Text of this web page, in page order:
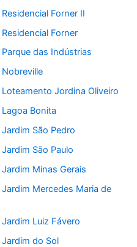
Forner II
Forner
das Indústrias
Jordina Oliveiro
Bonita
São Pedro
São Paulo
Minas Gerais
Mercedes Maria de
Luiz Fávero
do Sol